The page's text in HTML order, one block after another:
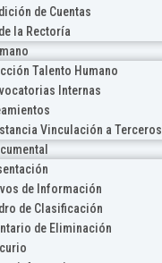
de Cuentas
la Rectoría
Talento Humano
Internas
Vinculación a Terceros
de Información
de Clasificación
de Eliminación